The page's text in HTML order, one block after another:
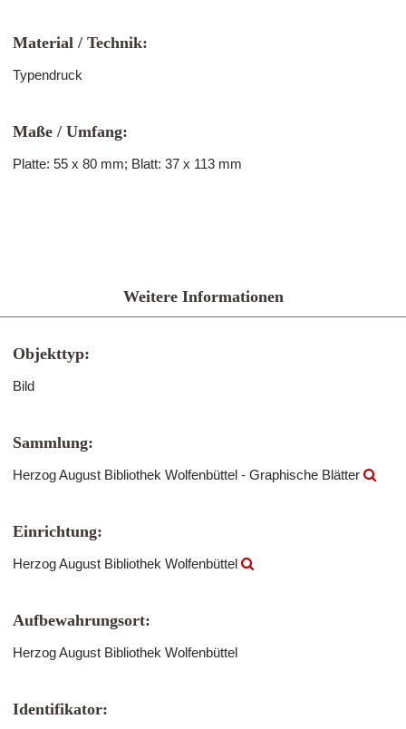
Material / Technik:
Typendruck
Maße / Umfang:
Platte: 55 x 80 mm; Blatt: 37 x 113 mm
Weitere Informationen
Objekttyp:
Bild
Sammlung:
Herzog August Bibliothek Wolfenbüttel - Graphische Blätter
Einrichtung:
Herzog August Bibliothek Wolfenbüttel
Aufbewahrungsort:
Herzog August Bibliothek Wolfenbüttel
Identifikator: